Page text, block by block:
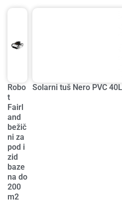
Robo
t
Fairl
and
bežič
ni za
pod i
zid
baze
na do
200
m2
Solarni tuš Nero PVC